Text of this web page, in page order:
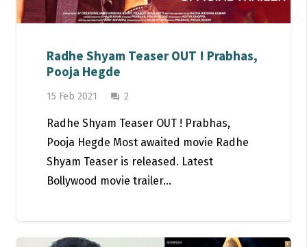
Radhe Shyam Teaser OUT ! Prabhas,
Pooja Hegde
15 Feb 2021 question_answer 2Comments
Radhe Shyam Teaser OUT ! Prabhas,
Pooja Hegde Most awaited movie Radhe
Shyam Teaser is released. Latest
Bollywood movie trailer…